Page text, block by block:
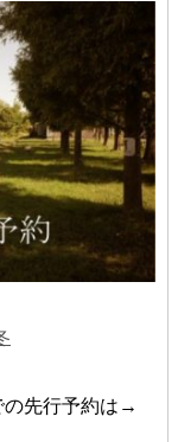
の先行予約は→